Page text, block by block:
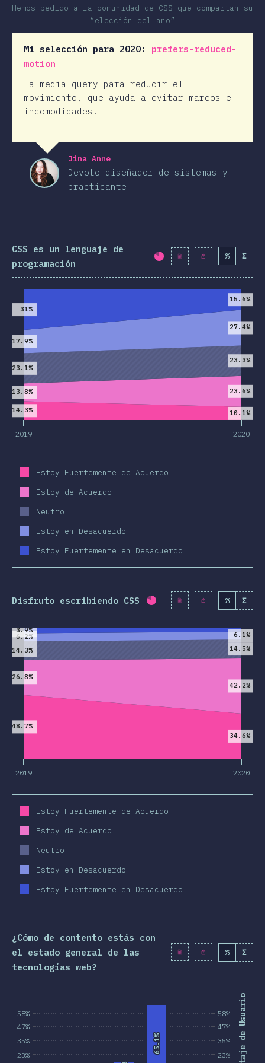
Hemos pedido a la comunidad de CSS que compartan su
“elección del año”
Mi selección para 2020: prefers-reduced-
motion
La media query para reducir el
movimiento, que ayuda a evitar mareos e
incomodidades.
Jina Anne
Devoto diseñador de sistemas y
practicante
CSS es un lenguaje de
programación
Porcentaje % Σ
2019 2020
2019 2020
14.3% 10.1%
13.8% 23.6%
23.1%
23.3%
17.9%
27.4%
31%
15.6%
Estoy Fuertemente de Acuerdo
Estoy de Acuerdo
Neutro
Estoy en Desacuerdo
Estoy Fuertemente en Desacuerdo
Disfruto escribiendo CSS Porcentaje completado:
% Σ
2019 2020
2019 2020
48.7%
34.6%
26.8%
42.2%
14.3% 14.5%
6.2% 6.1%
3.9%
Estoy Fuertemente de Acuerdo
Estoy de Acuerdo
Neutro
Estoy en Desacuerdo
Estoy Fuertemente en Desacuerdo
¿Cómo de contento estás con
el estado general de las
tecnologías web?
% Σ
23%
35%
47%
58% Porcentaje de Usuarios
23%
35%
47%
58%
65.1%
65.1%